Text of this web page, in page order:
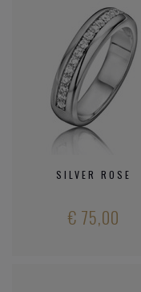
SILVER ROSE
€ 75,00